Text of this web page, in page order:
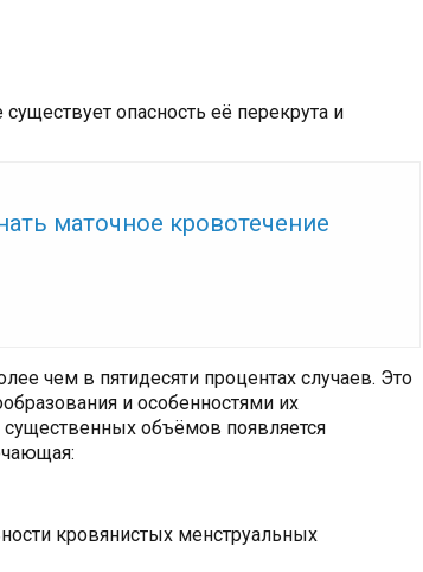
опасность её перекрута и
маточное кровотечение
чем в пятидесяти процентах случаев. Это
и особенностями их
объёмов появляется
кровянистых менструальных